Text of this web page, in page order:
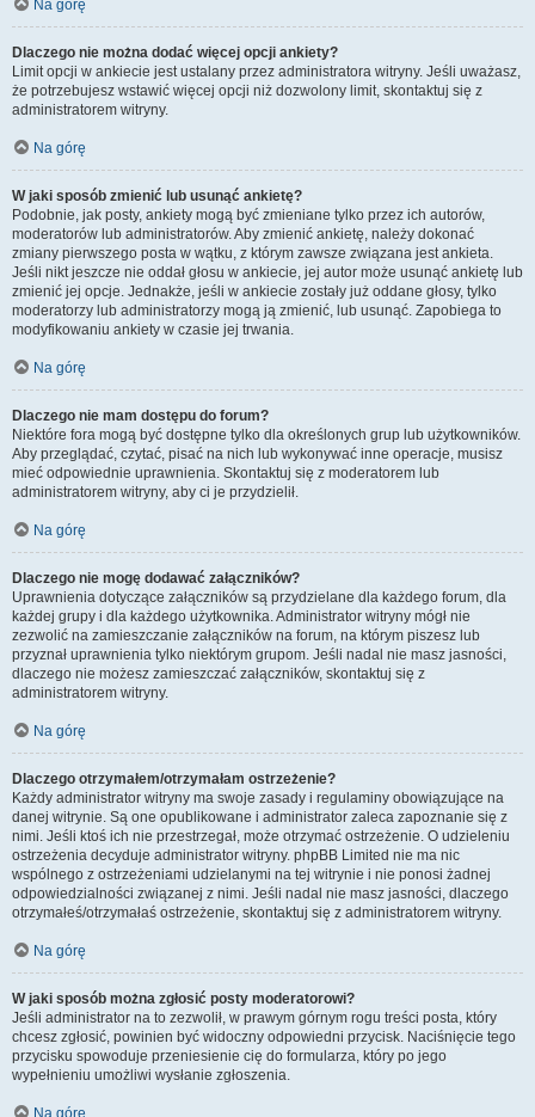
Na górę
Dlaczego nie można dodać więcej opcji ankiety?
Limit opcji w ankiecie jest ustalany przez administratora witryny. Jeśli uważasz,
że potrzebujesz wstawić więcej opcji niż dozwolony limit, skontaktuj się z
administratorem witryny.
Na górę
W jaki sposób zmienić lub usunąć ankietę?
Podobnie, jak posty, ankiety mogą być zmieniane tylko przez ich autorów,
moderatorów lub administratorów. Aby zmienić ankietę, należy dokonać
zmiany pierwszego posta w wątku, z którym zawsze związana jest ankieta.
Jeśli nikt jeszcze nie oddał głosu w ankiecie, jej autor może usunąć ankietę lub
zmienić jej opcje. Jednakże, jeśli w ankiecie zostały już oddane głosy, tylko
moderatorzy lub administratorzy mogą ją zmienić, lub usunąć. Zapobiega to
modyfikowaniu ankiety w czasie jej trwania.
Na górę
Dlaczego nie mam dostępu do forum?
Niektóre fora mogą być dostępne tylko dla określonych grup lub użytkowników.
Aby przeglądać, czytać, pisać na nich lub wykonywać inne operacje, musisz
mieć odpowiednie uprawnienia. Skontaktuj się z moderatorem lub
administratorem witryny, aby ci je przydzielił.
Na górę
Dlaczego nie mogę dodawać załączników?
Uprawnienia dotyczące załączników są przydzielane dla każdego forum, dla
każdej grupy i dla każdego użytkownika. Administrator witryny mógł nie
zezwolić na zamieszczanie załączników na forum, na którym piszesz lub
przyznał uprawnienia tylko niektórym grupom. Jeśli nadal nie masz jasności,
dlaczego nie możesz zamieszczać załączników, skontaktuj się z
administratorem witryny.
Na górę
Dlaczego otrzymałem/otrzymałam ostrzeżenie?
Każdy administrator witryny ma swoje zasady i regulaminy obowiązujące na
danej witrynie. Są one opublikowane i administrator zaleca zapoznanie się z
nimi. Jeśli ktoś ich nie przestrzegał, może otrzymać ostrzeżenie. O udzieleniu
ostrzeżenia decyduje administrator witryny. phpBB Limited nie ma nic
wspólnego z ostrzeżeniami udzielanymi na tej witrynie i nie ponosi żadnej
odpowiedzialności związanej z nimi. Jeśli nadal nie masz jasności, dlaczego
otrzymałeś/otrzymałaś ostrzeżenie, skontaktuj się z administratorem witryny.
Na górę
W jaki sposób można zgłosić posty moderatorowi?
Jeśli administrator na to zezwolił, w prawym górnym rogu treści posta, który
chcesz zgłosić, powinien być widoczny odpowiedni przycisk. Naciśnięcie tego
przycisku spowoduje przeniesienie cię do formularza, który po jego
wypełnieniu umożliwi wysłanie zgłoszenia.
Na górę